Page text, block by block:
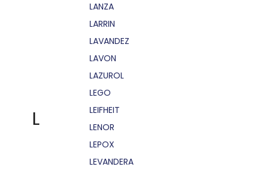
L
LANZA
LARRIN
LAVANDEZ
LAVON
LAZUROL
LEGO
LEIFHEIT
LENOR
LEPOX
LEVANDERA